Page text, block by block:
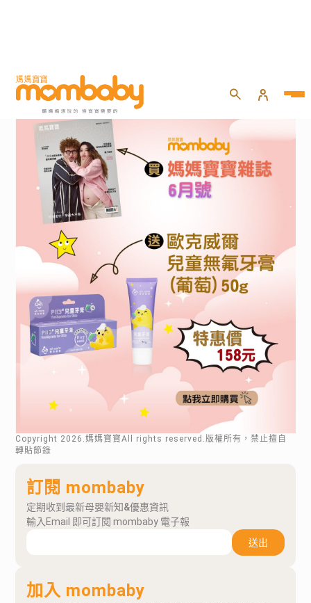
Copyright 2026 .媽媽寶寶All rights reserved.版權所有，禁止擅自
轉貼節錄
訂閱 mombaby
定期收到最新母嬰新知&優惠資訊
輸入Email 即可訂閱 mombaby 電子報
送出
加入 mombaby